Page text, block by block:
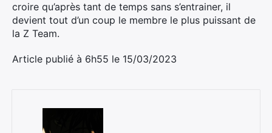
croire qu’après tant de temps sans s’entrainer, il
devient tout d’un coup le membre le plus puissant de
la Z Team.
Article publié à 6h55 le 15/03/2023